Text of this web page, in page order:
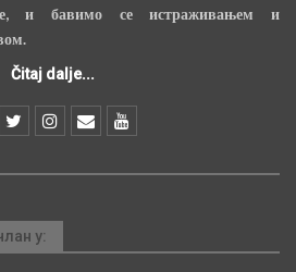
и бавимо се истраживањем и
Čitaj dalje...
у: